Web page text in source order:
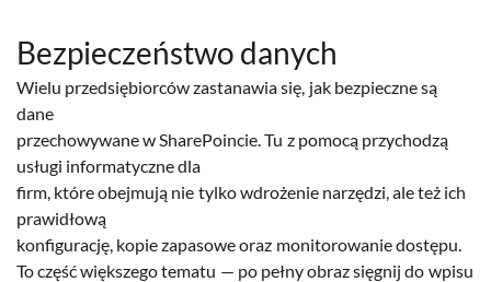
Bezpieczeństwo danych
Wielu przedsiębiorców zastanawia się, jak bezpieczne są
dane
przechowywane w SharePoincie. Tu z pomocą przychodzą
usługi informatyczne dla
firm, które obejmują nie tylko wdrożenie narzędzi, ale też ich
prawidłową
konfigurację, kopie zapasowe oraz monitorowanie dostępu.
To część większego tematu — po pełny obraz sięgnij do wpisu